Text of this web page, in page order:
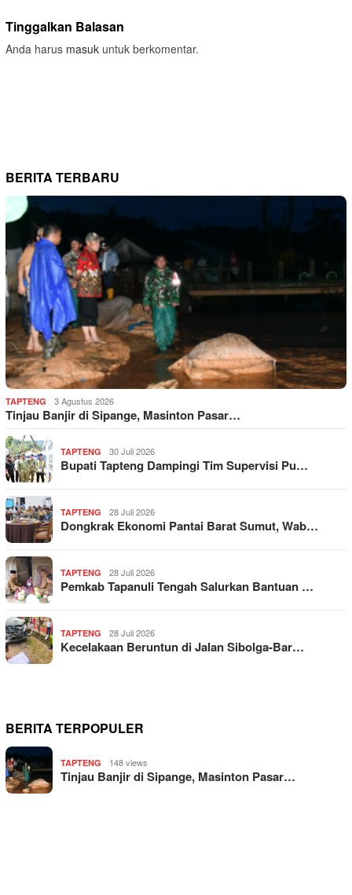
Tinggalkan Balasan
Anda harus masuk untuk berkomentar.
BERITA TERBARU
TAPTENG 3 Agustus 2026
Tinjau Banjir di Sipange, Masinton Pasar…
TAPTENG 30 Juli 2026
Bupati Tapteng Dampingi Tim Supervisi Pu…
TAPTENG 28 Juli 2026
Dongkrak Ekonomi Pantai Barat Sumut, Wab…
TAPTENG 28 Juli 2026
Pemkab Tapanuli Tengah Salurkan Bantuan …
TAPTENG 28 Juli 2026
Kecelakaan Beruntun di Jalan Sibolga-Bar…
BERITA TERPOPULER
TAPTENG 148 views
Tinjau Banjir di Sipange, Masinton Pasar…